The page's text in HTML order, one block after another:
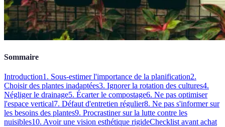
Sommaire
Introduction1. Sous-estimer l'importance de la planification2.
Choisir des plantes inadaptées3. Ignorer la rotation des cultures4.
Négliger le drainage5. Écarter le compostage6. Ne pas optimiser
l'espace vertical7. Défaut d'entretien régulier8. Ne pas s'informer sur
les besoins des plantes9. Procrastiner sur la lutte contre les
nuisibles10. Avoir une vision esthétique rigideChecklist avant achat